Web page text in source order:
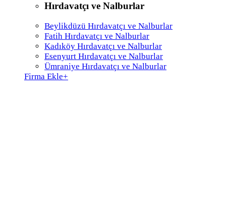
Hırdavatçı ve Nalburlar
Beylikdüzü Hırdavatçı ve Nalburlar
Fatih Hırdavatçı ve Nalburlar
Kadıköy Hırdavatçı ve Nalburlar
Esenyurt Hırdavatçı ve Nalburlar
Ümraniye Hırdavatçı ve Nalburlar
Firma Ekle+